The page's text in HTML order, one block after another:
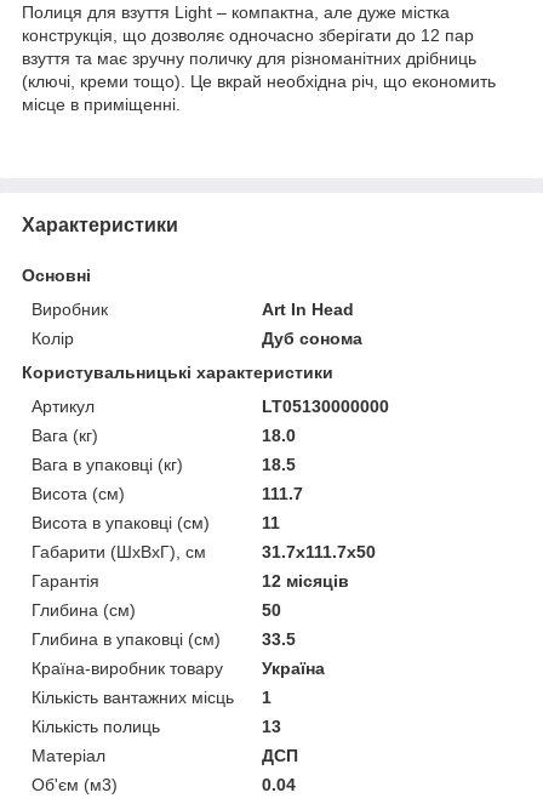
Полиця для взуття Light – компактна, але дуже містка
конструкція, що дозволяє одночасно зберігати до 12 пар
взуття та має зручну поличку для різноманітних дрібниць
(ключі, креми тощо). Це вкрай необхідна річ, що економить
місце в приміщенні.
Характеристики
Основні
Виробник
Art In Head
Колір
Дуб сонома
Користувальницькі характеристики
Артикул
LT05130000000
Вага (кг)
18.0
Вага в упаковці (кг)
18.5
Висота (см)
111.7
Висота в упаковці (см)
11
Габарити (ШхВxГ), см
31.7x111.7x50
Гарантія
12 місяців
Глибина (см)
50
Глибина в упаковці (см)
33.5
Країна-виробник товару
Україна
Кількість вантажних місць
1
Кількість полиць
13
Матеріал
ДСП
Об'єм (м3)
0.04